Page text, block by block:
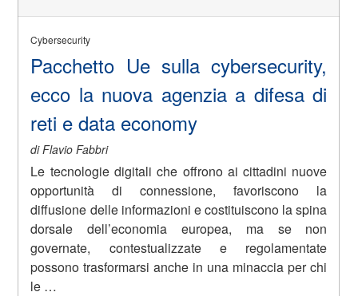
Cybersecurity
Pacchetto Ue sulla cybersecurity,
ecco la nuova agenzia a difesa di
reti e data economy
di Flavio Fabbri
Le tecnologie digitali che offrono ai cittadini nuove
opportunità di connessione, favoriscono la
diffusione delle informazioni e costituiscono la spina
dorsale dell’economia europea, ma se non
governate, contestualizzate e regolamentate
possono trasformarsi anche in una minaccia per chi
le …